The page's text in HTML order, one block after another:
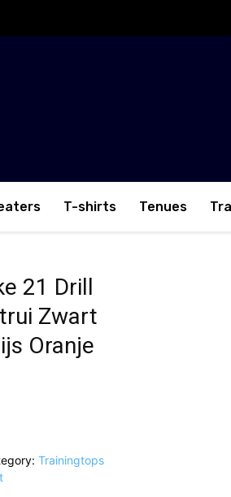
T-shirts Tenues
21 Drill
Zwart
Oranje
Trainingtops